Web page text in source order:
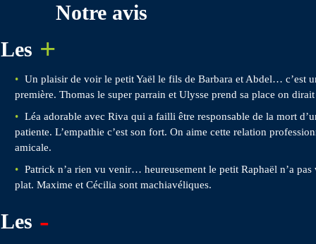
Notre avis
Les +
Un plaisir de voir le petit Yaël le fils de Barbara et Abdel… c’est
première. Thomas le super parrain et Ulysse prend sa place on
Léa adorable avec Riva qui a failli être responsable de la mort
patiente. L’empathie c’est son fort. On aime cette relation
amicale.
Patrick n’a rien vu venir… heureusement le petit Raphaël n’a pas
plat. Maxime et Cécilia sont machiavéliques.
Les -